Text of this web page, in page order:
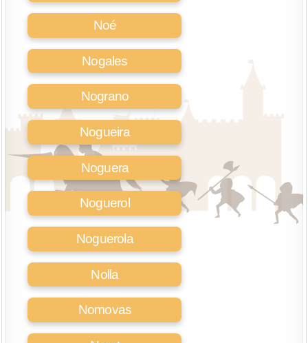
Noé
Nogales
Nograno
Nogueira
Noguera
Noguerol
Noguerola
Nolla
Nomovas